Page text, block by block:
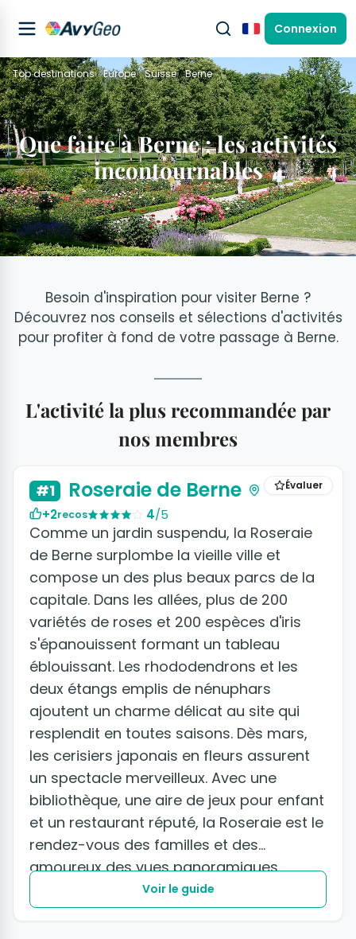
FrançaisConnexion
Top destinations Europe Suisse Berne
Que faire à Berne : les activités
incontournables
Besoin d'inspiration pour visiter Berne ?
Découvrez nos conseils et sélections d'activités
pour profiter à fond de votre passage à Berne.
L'activité la plus recommandée par
nos membres
Évaluer
#1 Roseraie de Berne
+2recos 4/5
Comme un jardin suspendu, la Roseraie
de Berne surplombe la vieille ville et
compose un des plus beaux parcs de la
capitale. Dans les allées, plus de 200
variétés de roses et 200 espèces d'iris
s'épanouissent formant un tableau
éblouissant. Les rhododendrons et les
deux étangs emplis de nénuphars
ajoutent un charme délicat au site qui
resplendit en toutes saisons. Dès mars,
les cerisiers japonais en fleurs assurent
un spectacle merveilleux. Avec une
bibliothèque, une aire de jeux pour enfant
et un restaurant réputé, la Roseraie est le
rendez-vous des familles et des
amoureux des vues panoramiques.
Voir le guide